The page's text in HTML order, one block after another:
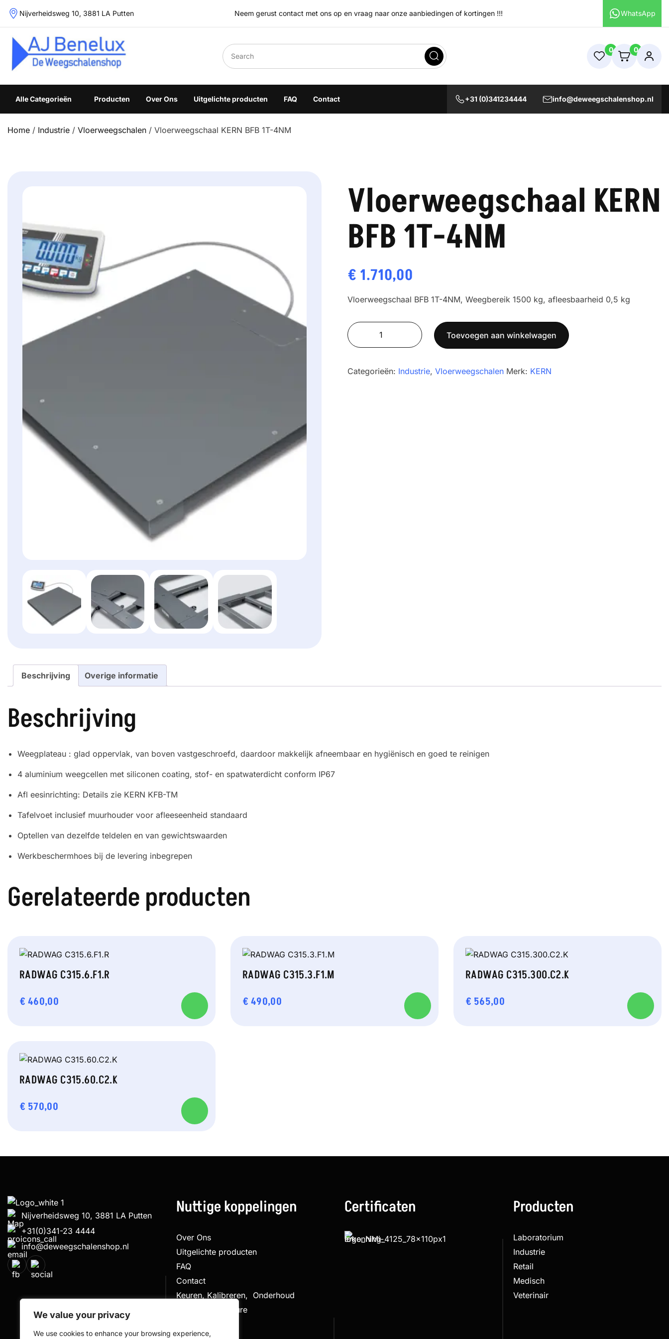
We value your privacy
We use cookies to enhance your browsing experience,
Skip
Nijverheidsweg 10, 3881 LA Putten Neem gerust contact met ons op en vraag naar onze aanbiedingen of kortingen !!! WhatsApp
Weegschalenshop | Precisieweegschalen & Industriële Weegoplossingen
0 0
Alle Categorieën Producten Over Ons Uitgelichte producten FAQ Contact +31 (0)341234444 info@deweegschalenshop.nl
Home / Industrie / Vloerweegschalen / Vloerweegschaal KERN BFB 1T-4NM
Vloerweegschaal KERN
BFB 1T-4NM
€ 1.710,00
Vloerweegschaal BFB 1T-4NM, Weegbereik 1500 kg, afleesbaarheid 0,5 kg
Vloerweegschaal
KERN
1T-
Toevoegen aan winkelwagen
Categorieën: Industrie,Vloerweegschalen Merk: KERN
Beschrijving Overige informatie
Beschrijving
Weegplateau : glad oppervlak, van boven vastgeschroefd, daardoor makkelijk afneembaar en hygiënisch en goed te reinigen
4 aluminium weegcellen met siliconen coating, stof- en spatwaterdicht conform IP67
Afl eesinrichting: Details zie KERN KFB-TM
Tafelvoet inclusief muurhouder voor afleeseenheid standaard
Optellen van dezelfde teldelen en van gewichtswaarden
Werkbeschermhoes bij de levering inbegrepen
Gerelateerde producten
RADWAG C315.6.F1.R
€ 460,00
RADWAG C315.3.F1.M
€ 490,00
RADWAG C315.300.C2.K
€ 565,00
RADWAG C315.60.C2.K
€ 570,00
Nijverheidsweg 10, 3881 LA Putten
+31(0)341-23 4444
info@deweegschalenshop.nl
Nuttige koppelingen
Over Ons
Uitgelichte producten
FAQ
Contact
Keuren, Kalibreren, Onderhoud
Klachtenprocedure
Certificaten Producten
Laboratorium
Industrie
Retail
Medisch
Veterinair